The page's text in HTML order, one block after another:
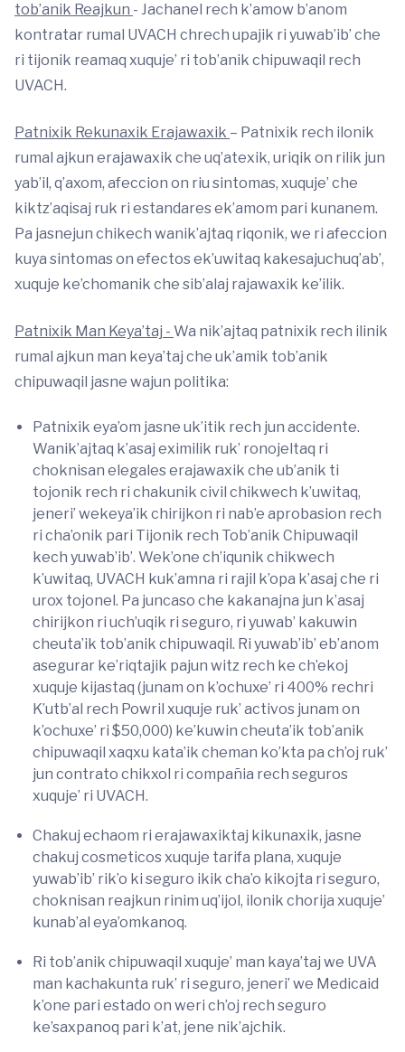
tob’anik Reajkun - Jachanel rech k’amow b’anom
kontratar rumal UVACH chrech upajik ri yuwab’ib’ che
ri tijonik reamaq xuquje’ ri tob’anik chipuwaqil rech
UVACH.
Patnixik Rekunaxik Erajawaxik – Patnixik rech ilonik
rumal ajkun erajawaxik che uq’atexik, uriqik on rilik jun
yab’il, q’axom, afeccion on riu sintomas, xuquje’ che
kiktz’aqisaj ruk ri estandares ek’amom pari kunanem.
Pa jasnejun chikech wanik’ajtaq riqonik, we ri afeccion
kuya sintomas on efectos ek’uwitaq kakesajuchuq’ab’,
xuquje ke’chomanik che sib’alaj rajawaxik ke’ilik.
Patnixik Man Keya’taj - Wa nik’ajtaq patnixik rech ilinik
rumal ajkun man keya’taj che uk’amik tob’anik
chipuwaqil jasne wajun politika:
Patnixik eya’om jasne uk’itik rech jun accidente.
Wanik’ajtaq k’asaj eximilik ruk’ ronojeltaq ri
choknisan elegales erajawaxik che ub’anik ti
tojonik rech ri chakunik civil chikwech k’uwitaq,
jeneri’ wekeya’ik chirijkon ri nab’e aprobasion rech
ri cha’onik pari Tijonik rech Tob’anik Chipuwaqil
kech yuwab’ib’. Wek’one ch’iqunik chikwech
k’uwitaq, UVACH kuk’amna ri rajil k’opa k’asaj che ri
urox tojonel. Pa juncaso che kakanajna jun k’asaj
chirijkon ri uch’uqik ri seguro, ri yuwab’ kakuwin
cheuta’ik tob’anik chipuwaqil. Ri yuwab’ib’ eb’anom
asegurar ke’riqtajik pajun witz rech ke ch’ekoj
xuquje kijastaq (junam on k’ochuxe’ ri 400% rechri
K’utb’al rech Powril xuquje ruk’ activos junam on
k’ochuxe’ ri $50,000) ke’kuwin cheuta’ik tob’anik
chipuwaqil xaqxu kata’ik cheman ko’kta pa ch’oj ruk’
jun contrato chikxol ri compañia rech seguros
xuquje’ ri UVACH.
Chakuj echaom ri erajawaxiktaj kikunaxik, jasne
chakuj cosmeticos xuquje tarifa plana, xuquje
yuwab’ib’ rik’o ki seguro ikik cha’o kikojta ri seguro,
choknisan reajkun rinim uq’ijol, ilonik chorija xuquje’
kunab’al eya’omkanoq.
Ri tob’anik chipuwaqil xuquje’ man kaya’taj we UVA
man kachakunta ruk’ ri seguro, jeneri’ we Medicaid
k’one pari estado on weri ch’oj rech seguro
ke’saxpanoq pari k’at, jene nik’ajchik.